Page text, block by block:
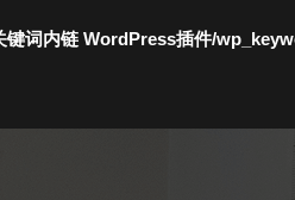
词内链 WordPress插件/